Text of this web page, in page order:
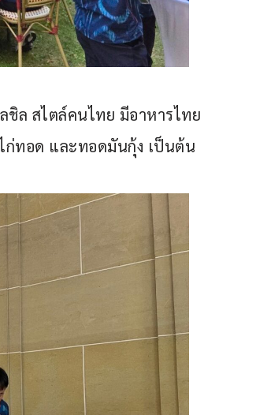
ชิล สไตล์คนไทย มีอาหารไทย
ก่ทอด และทอดมันกุ้ง เป็นต้น